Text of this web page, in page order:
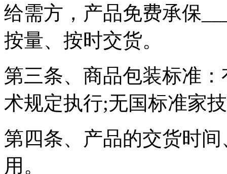
给需方，产品免费承保
按量、按时交货。
第三条、商品包装标准
术规定执行;无国标准家
第四条、产品的交货时
用。